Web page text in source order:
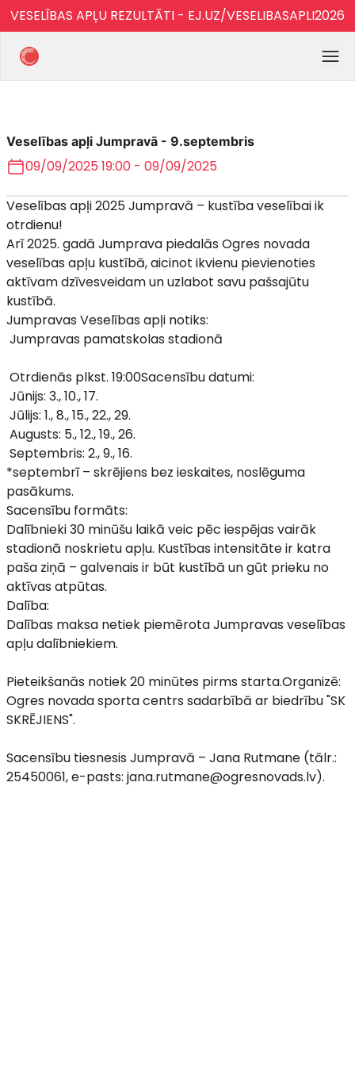
VESELĪBAS APĻU REZULTĀTI - EJ.UZ/VESELIBASAPLI2026
Veselības apļi Jumpravā - 9.septembris
09/09/2025 19:00 - 09/09/2025
Veselības apļi 2025 Jumpravā – kustība veselībai ik
otrdienu!
Arī 2025. gadā Jumprava piedalās Ogres novada
veselības apļu kustībā, aicinot ikvienu pievienoties
aktīvam dzīvesveidam un uzlabot savu pašsajūtu
kustībā.
Jumpravas Veselības apļi notiks:
Jumpravas pamatskolas stadionā
Otrdienās plkst. 19:00Sacensību datumi:
Jūnijs: 3., 10., 17.
Jūlijs: 1., 8., 15., 22., 29.
Augusts: 5., 12., 19., 26.
Septembris: 2., 9., 16.
*septembrī – skrējiens bez ieskaites, noslēguma
pasākums.
Sacensību formāts:
Dalībnieki 30 minūšu laikā veic pēc iespējas vairāk
stadionā noskrietu apļu. Kustības intensitāte ir katra
paša ziņā – galvenais ir būt kustībā un gūt prieku no
aktīvas atpūtas.
Dalība:
Dalības maksa netiek piemērota Jumpravas veselības
apļu dalībniekiem.
Pieteikšanās notiek 20 minūtes pirms starta.Organizē:
Ogres novada sporta centrs sadarbībā ar biedrību "SK
SKRĒJIENS".
Sacensību tiesnesis Jumpravā – Jana Rutmane (tālr.:
25450061, e-pasts: jana.rutmane@ogresnovads.lv).